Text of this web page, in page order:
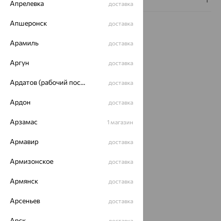
Идеальный комплект
Серьги,
аметист,
44 213
Апрелевка доставка
Апшеронск доставка
Арамиль доставка
Аргун доставка
Ардатов (рабочий поселок) доставка
Ардон доставка
Арзамас 1 магазин
Армавир доставка
Армизонское доставка
Армянск доставка
Арсеньев доставка